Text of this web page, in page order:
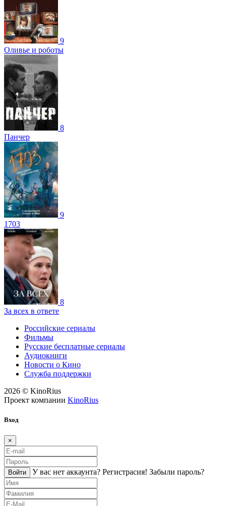
9
Оливье и роботы
8
Панчер
9
1703
8
За всех в ответе
Российские сериалы
Фильмы
Русские бесплатные сериалы
Аудиокниги
Новости о Кино
Служба поддержки
2026 © KinoRius
Проект компании KinoRius
Вход
×
Войти У вас нет аккаунта? Регистраcия! Забыли пароль?